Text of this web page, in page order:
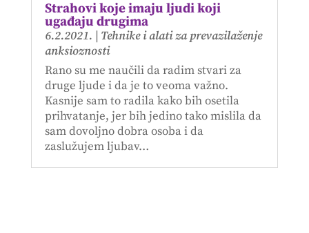
Strahovi koje imaju ljudi koji
ugađaju drugima
6.2.2021. | Tehnike i alati za prevazilaženje
anksioznosti
Rano su me naučili da radim stvari za
druge ljude i da je to veoma važno.
Kasnije sam to radila kako bih osetila
prihvatanje, jer bih jedino tako mislila da
sam dovoljno dobra osoba i da
zaslužujem ljubav…